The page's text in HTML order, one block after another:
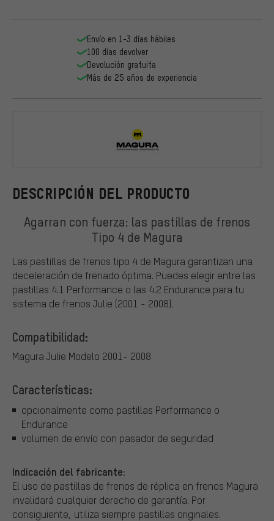
DESCRIPCIÓN DEL PRODUCTO
Agarran con fuerza: las pastillas de frenos
Tipo 4 de Magura
Las pastillas de frenos tipo 4 de Magura garantizan una
deceleración de frenado óptima. Puedes elegir entre las
pastillas 4.1 Performance o las 4.2 Endurance para tu
sistema de frenos Julie (2001 - 2008).
Compatibilidad:
Magura Julie Modelo 2001- 2008
Características:
opcionalmente como pastillas Performance o
Endurance
volumen de envío con pasador de seguridad
Indicación del fabricante:
El uso de pastillas de frenos de réplica en frenos Magura
invalidará cualquier derecho de garantía. Por
consiguiente, utiliza siempre pastillas originales.
Envío en 1-3 días hábiles
100 días devolver
Devolución gratuita
Más de 25 años de experiencia